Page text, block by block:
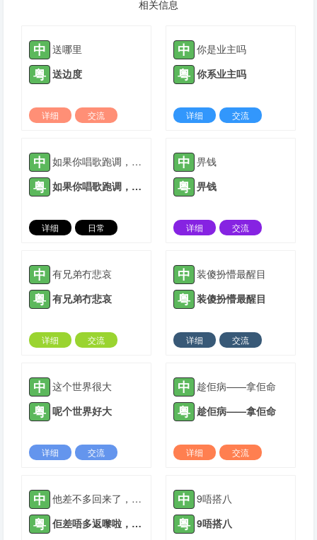
相关信息
中 送哪里
粤 送边度
详细
交流
中 你是业主吗
粤 你系业主吗
详细
交流
中 如果你唱歌跑调，可以试试跟我接吻
粤 如果你唱歌跑调，可以试试同我接吻
详细
日常
中 畀钱
粤 畀钱
详细
交流
中 有兄弟冇悲哀
粤 有兄弟冇悲哀
详细
交流
中 装傻扮懵最醒目
粤 装傻扮懵最醒目
详细
交流
中 这个世界很大
粤 呢个世界好大
详细
交流
中 趁佢病——拿佢命
粤 趁佢病——拿佢命
详细
交流
中 他差不多回来了，我们快点动手做饭吧
粤 佢差唔多返嚟啦，我哋快啲喐手煮饭啦
中 9唔搭八
粤 9唔搭八